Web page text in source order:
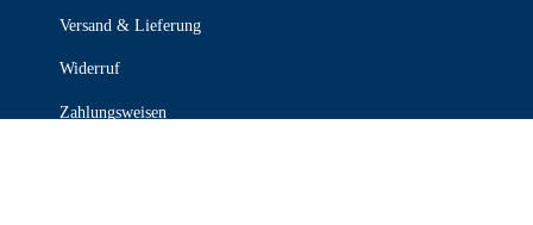
Versand & Lieferung
Widerruf
Zahlungsweisen